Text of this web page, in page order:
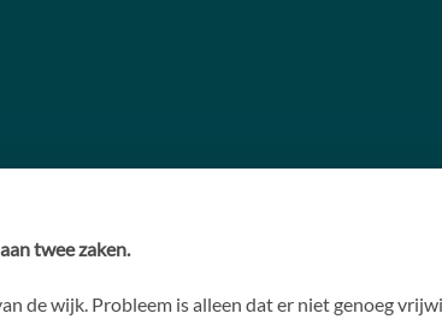
twee zaken.
de wijk. Probleem is alleen dat er niet genoeg